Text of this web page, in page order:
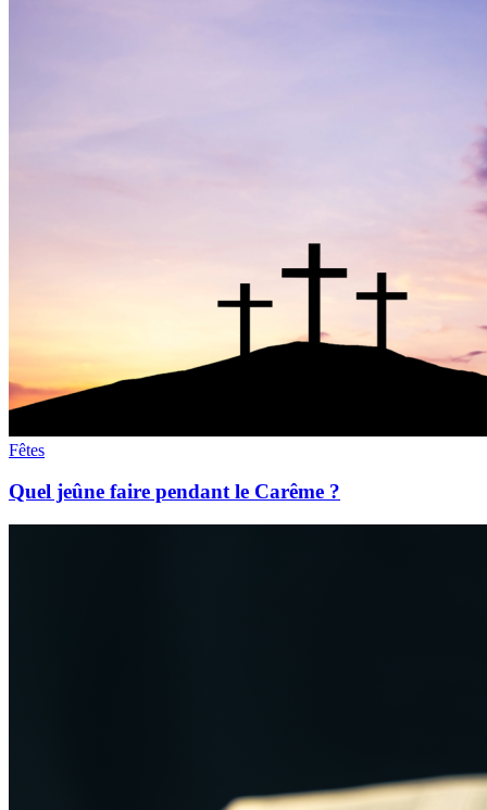
Fêtes
Quel jeûne faire pendant le Carême ?